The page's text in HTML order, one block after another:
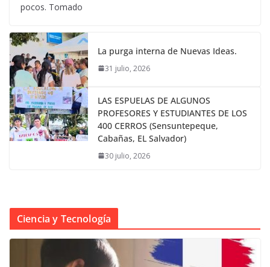
pocos. Tomado
La purga interna de Nuevas Ideas.
31 julio, 2026
LAS ESPUELAS DE ALGUNOS
PROFESORES Y ESTUDIANTES DE LOS
400 CERROS (Sensuntepeque,
Cabañas, EL Salvador)
30 julio, 2026
Ciencia y Tecnología